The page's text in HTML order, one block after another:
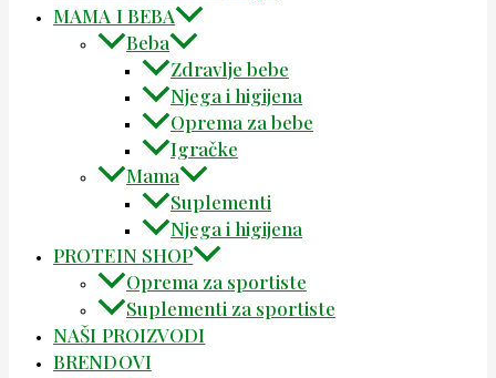
MAMA I BEBA
Beba
Zdravlje bebe
Njega i higijena
Oprema za bebe
Igračke
Mama
Suplementi
Njega i higijena
PROTEIN SHOP
Oprema za sportiste
Suplementi za sportiste
NAŠI PROIZVODI
BRENDOVI